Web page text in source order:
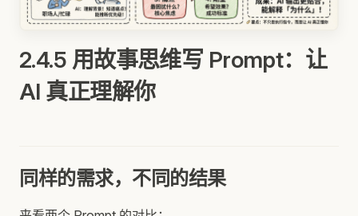
2.4.5 用故事思维写 Prompt：让
AI 真正理解你
同样的需求，不同的结果